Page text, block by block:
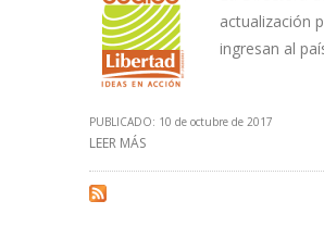
actualización
ingresan al
PUBLICADO: 10 de octubre de 2017
LEER MÁS